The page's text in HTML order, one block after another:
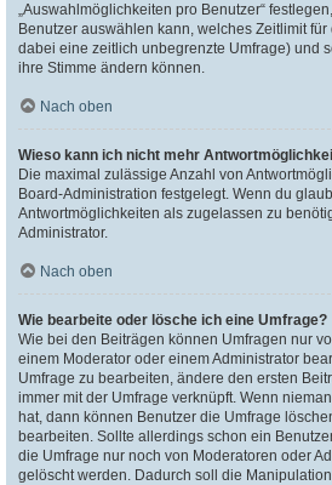
„Auswahlmöglichkeiten pro Benutzer“
Benutzer auswählen kann, welches Zeitlimit
dabei eine zeitlich unbegrenzte Umfrage) und
ihre Stimme ändern können.
Nach oben
Wieso kann ich nicht mehr
Die maximal zulässige Anzahl von
Board-Administration festgelegt. Wenn du
Antwortmöglichkeiten als zugelassen zu
Administrator.
Nach oben
Wie bearbeite oder lösche ich eine Umfrage?
Wie bei den Beiträgen können Umfragen nur
einem Moderator oder einem Administrator
Umfrage zu bearbeiten, ändere den ersten
immer mit der Umfrage verknüpft. Wenn
hat, dann können Benutzer die Umfrage
bearbeiten. Sollte allerdings schon ein
die Umfrage nur noch von Moderatoren oder
gelöscht werden. Dadurch soll die